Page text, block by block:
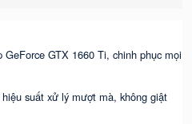
GTX 1660 Ti, chinh phục mọi
suất xử lý mượt mà, không giật